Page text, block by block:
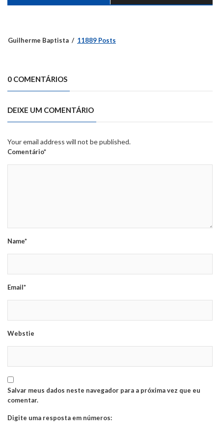
Guilherme Baptista 11889 Posts
0 COMENTÁRIOS
DEIXE UM COMENTÁRIO
Your email address will not be published.
Comentário*
Name*
Email*
Webstie
Salvar meus dados neste navegador para a próxima vez que eu
comentar.
Digite uma resposta em números: